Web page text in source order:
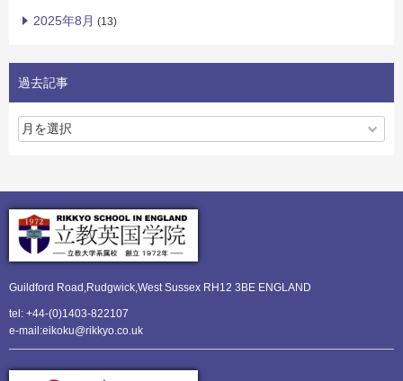
2025年8月 (13)
過去記事
Guildford Road,Rudgwick,West Sussex RH12 3BE ENGLAND
tel: +44-(0)1403-822107
e-mail:eikoku@rikkyo.co.uk